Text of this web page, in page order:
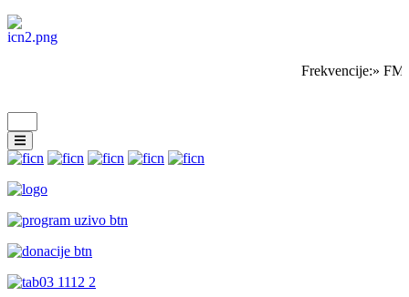
Frekvencije:»